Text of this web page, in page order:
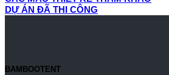
DỰ ÁN ĐÃ THI CÔNG
BAMBOOTENT